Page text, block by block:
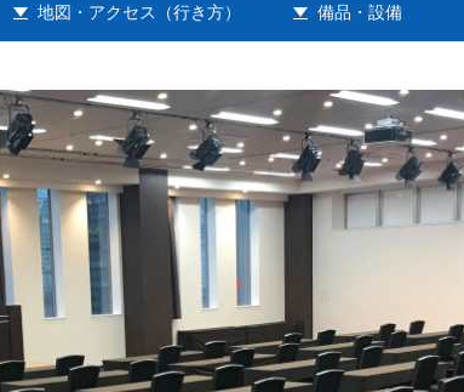
地図・アクセス（行き方） 備品・設備